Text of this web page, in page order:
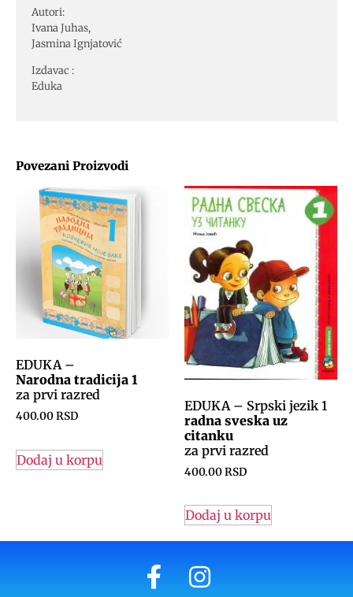
Povezani Proizvodi
EDUKA –
Narodna tradicija 1
za prvi razred
400.00RSD
Dodaj u korpu
EDUKA – Srpski jezik 1
radna sveska uz
citanku
za prvi razred
400.00RSD
Dodaj u korpu
Autori:
Ivana Juhas,
Jasmina Ignjatović
Izdavac :
Eduka